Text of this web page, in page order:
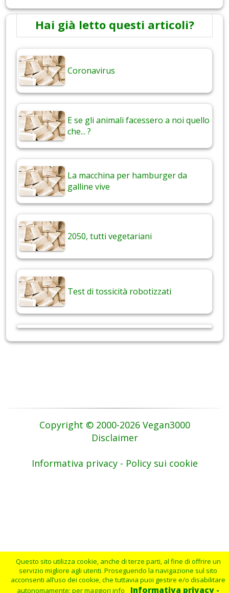
Hai già letto questi articoli?
Coronavirus
E se gli animali facessero a noi quello
che... ?
La macchina per hamburger da
galline vive
2050, tutti vegetariani
Test di tossicità robotizzati
Copyright © 2000-2026 Vegan3000
Disclaimer
Informativa privacy - Policy sui cookie
Questo sito utilizza cookie, anche di terze parti, al fine di offrire un
servizio migliore agli utenti. Proseguendo la navigazione sul sito
acconsenti all’uso dei cookie, che tuttavia puoi gestire e/o disabilitare
autonomamente: per maggiori info
Informativa privacy -